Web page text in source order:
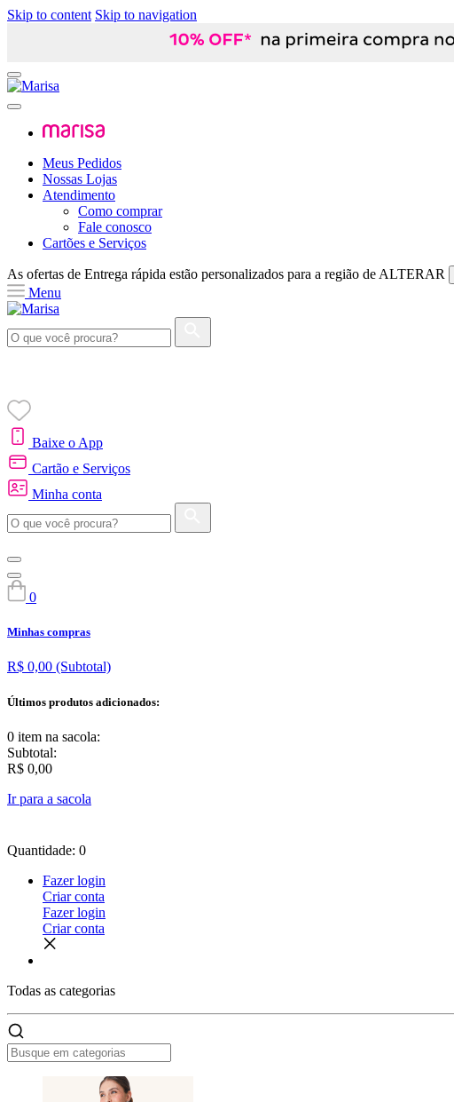
Skip to content Skip to navigation
Meus Pedidos
Nossas Lojas
Atendimento
Como comprar
Fale conosco
Cartões e Serviços
As ofertas de Entrega rápida estão personalizados para a região de ALTERAR
Menu
Baixe o App
Cartão e Serviços
Minha conta
0
Minhas compras
R$ 0,00 (Subtotal)
Últimos produtos adicionados:
0 item na sacola:
Subtotal:
R$ 0,00
Ir para a sacola
Quantidade: 0
Fazer login
Criar conta
Fazer login
Criar conta
Todas as categorias